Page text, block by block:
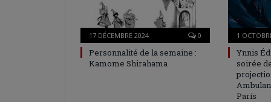
17 DÉCEMBRE 2024 0
Personnalité de la semaine :
Kamome Shirahama
1
Ynnis
soirée
Paris